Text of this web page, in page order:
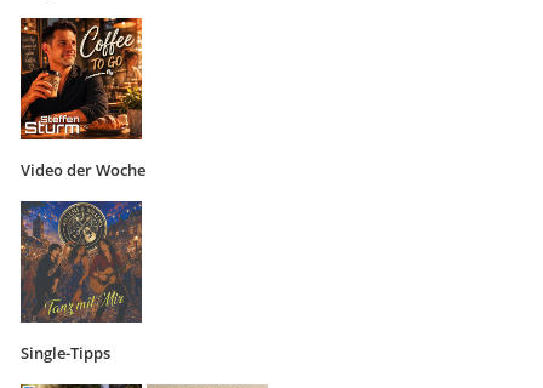
Video der Woche
Single-Tipps